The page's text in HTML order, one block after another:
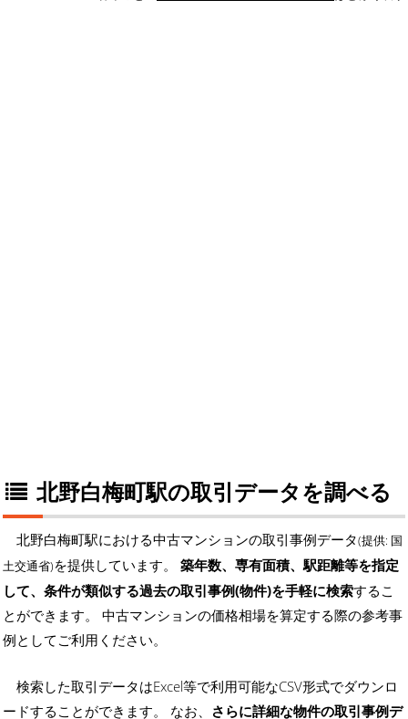
北野白梅町駅の取引データを調べる
北野白梅町駅における中古マンションの取引事例データ(提供: 国
土交通省)を提供しています。 築年数、専有面積、駅距離等を指定
して、条件が類似する過去の取引事例(物件)を手軽に検索するこ
とができます。 中古マンションの価格相場を算定する際の参考事
例としてご利用ください。
検索した取引データはExcel等で利用可能なCSV形式でダウンロ
ードすることができます。 なお、 さらに詳細な物件の取引事例デ